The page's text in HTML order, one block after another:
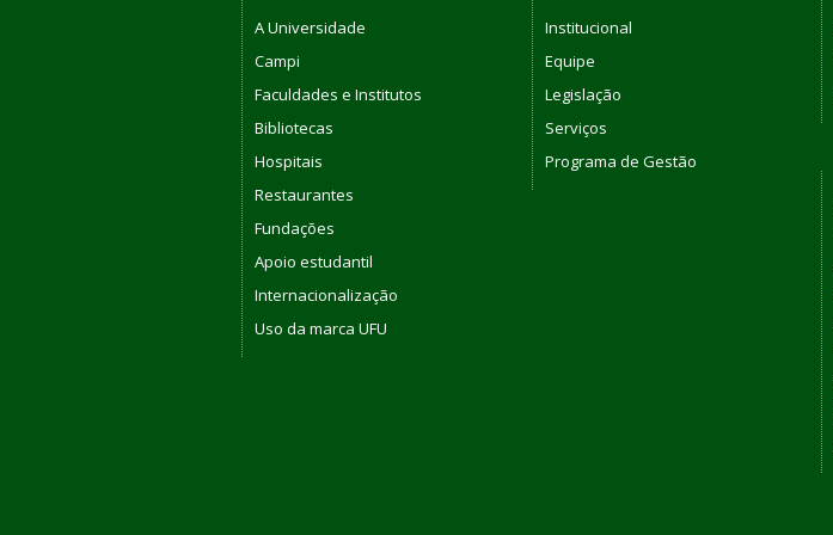
A Universidade
Campi
Faculdades e Institutos
Bibliotecas
Hospitais
Restaurantes
Fundações
Apoio estudantil
Internacionalização
Uso da marca UFU
Institucional
Equipe
Legislação
Serviços
Programa de Gestão